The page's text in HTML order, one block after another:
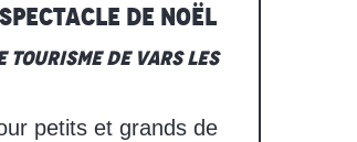
de Noël
Tourisme de Vars les
petits et grands de